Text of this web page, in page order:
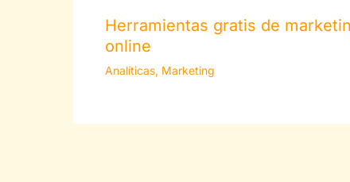
Herramientas gratis de
online
Analíticas, Marketing